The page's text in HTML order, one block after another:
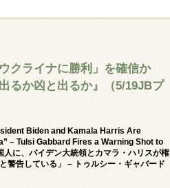
クライナに勝利」を確信か
るか凶と出るか』（5/19JBプ
Biden and Kamala Harris Are
– Tulsi Gabbard Fires a Warning Shot to
に、バイデン大統領とカマラ・ハリスが権
警告している」 – トゥルシー・ギャバード